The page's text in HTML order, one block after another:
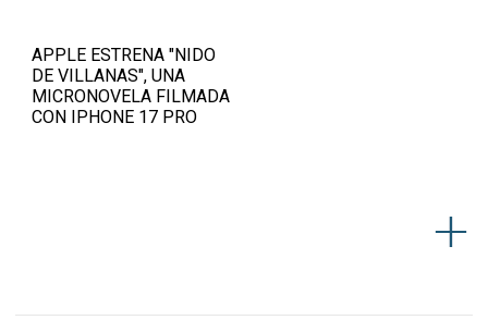
APPLE ESTRENA "NIDO
DE VILLANAS", UNA
MICRONOVELA FILMADA
CON IPHONE 17 PRO